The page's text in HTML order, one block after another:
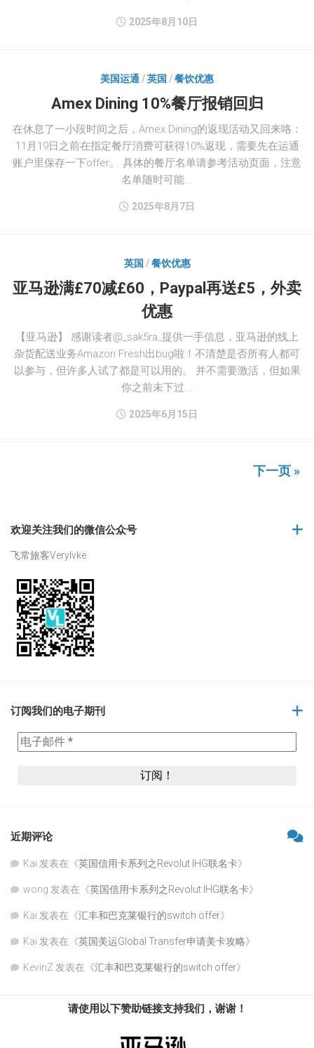
2025年8月10日
美国运通 /英国 /餐饮优惠
Amex Dining 10%餐厅报销回归
在休息了一小段时间之后，Amex Dining的返现活动又回来咯：
11月19日之前在指定餐厅消费可获得10%返现，需要先在运通
账户里保存一下offer。 具体的餐厅名单请参考活动页面，注意
名单随时可能...
2025年8月7日
英国 /餐饮优惠
亚马逊满£70减£60，Paypal再送£5，外卖
优惠
【亚马逊】 感谢读者@_sak5ra_提供一手信息，亚马逊的线上
杂货配送业务Amazon Fresh出bug啦！不清楚是否所有人都可
以参与，但许多人试了都是可以用的。 并不需要激活，但如果
你之前未下过...
2025年6月15日
下一页 »
欢迎关注我们的微信公众号
飞常旅客Verylvke
订阅我们的电子期刊
近期评论
Kai 发表在《英国信用卡系列之Revolut IHG联名卡》
wong 发表在《英国信用卡系列之Revolut IHG联名卡》
Kai 发表在《汇丰和巴克莱银行的switch offer》
Kai 发表在《英国美运Global Transfer申请美卡攻略》
KevinZ 发表在《汇丰和巴克莱银行的switch offer》
请使用以下赞助链接支持我们，谢谢！